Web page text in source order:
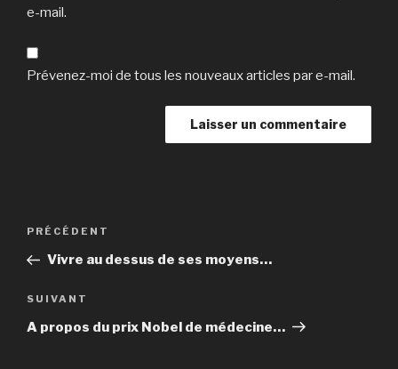
e-mail.
Prévenez-moi de tous les nouveaux articles par e-mail.
Navigation
l’article
Article
précédent
PRÉCÉDENT
Vivre au dessus de ses moyens…
Article
suivant
SUIVANT
A propos du prix Nobel de médecine…